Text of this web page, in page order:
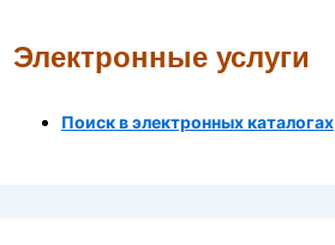
Электронные услуги
Поиск в электронных каталогах